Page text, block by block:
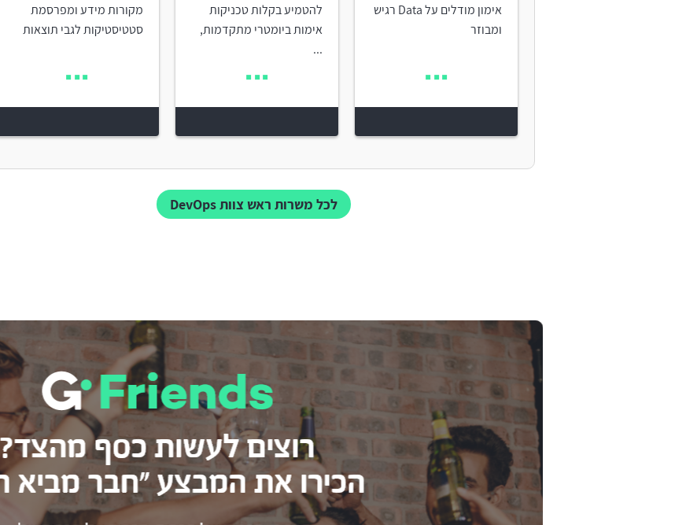
אימון מודלים על Data רגיש
ומבוזר
להטמיע בקלות טכניקות
אימות ביומטרי מתקדמות,
...
מקורות מידע ומפרסמת
סטטיסטיקות לגבי תוצאות
לכל משרות ראש צוות DevOps